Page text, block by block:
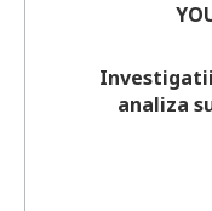
analiza